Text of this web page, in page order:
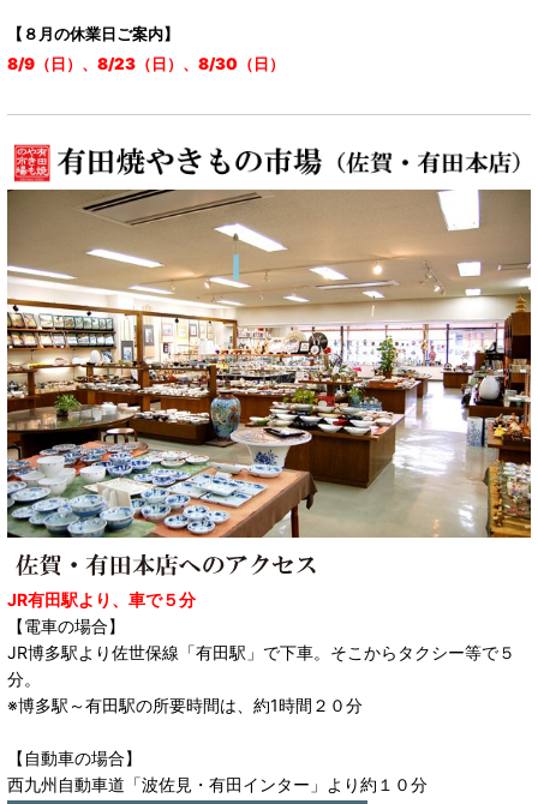
【８月の休業日ご案内】
8/9（日）、8/23（日）、8/30（日）
JR有田駅より、車で５分
【電車の場合】
JR博多駅より佐世保線「有田駅」で下車。そこからタクシー等で５
分。
※博多駅～有田駅の所要時間は、約1時間２０分
【自動車の場合】
西九州自動車道「波佐見・有田インター」より約１０分